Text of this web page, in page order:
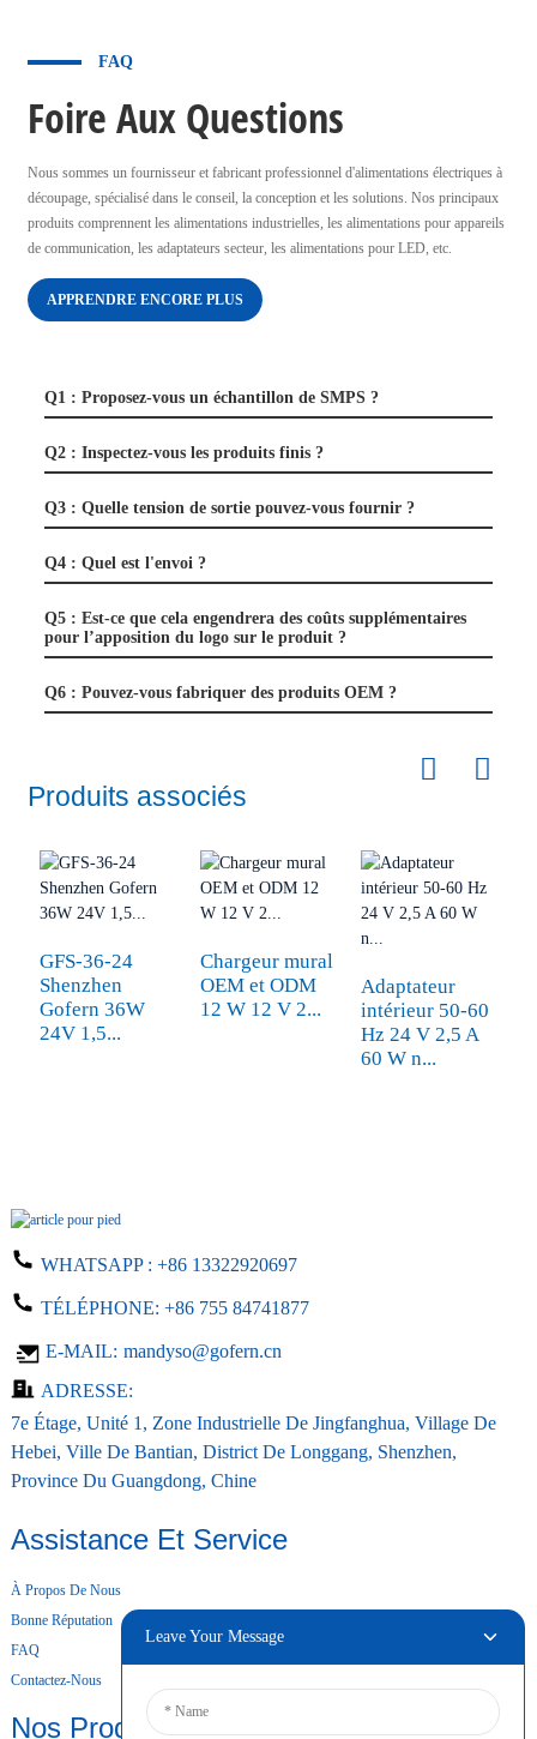
FAQ
Foire Aux Questions
Nous sommes un fournisseur et fabricant professionnel d'alimentations électriques à
découpage, spécialisé dans le conseil, la conception et les solutions. Nos principaux
produits comprennent les alimentations industrielles, les alimentations pour appareils
de communication, les adaptateurs secteur, les alimentations pour LED, etc.
APPRENDRE ENCORE PLUS
Q1 : Proposez-vous un échantillon de SMPS ?
Q2 : Inspectez-vous les produits finis ?
Q3 : Quelle tension de sortie pouvez-vous fournir ?
Q4 : Quel est l'envoi ?
Q5 : Est-ce que cela engendrera des coûts supplémentaires
pour l’apposition du logo sur le produit ?
Q6 : Pouvez-vous fabriquer des produits OEM ?
Produits associés
GFS-36-24
Shenzhen
Gofern 36W
24V 1,5...
Chargeur mural
OEM et ODM
12 W 12 V 2...
Adaptateur
intérieur 50-60
Hz 24 V 2,5 A
60 W n...
WHATSAPP : +86 13322920697
TÉLÉPHONE: +86 755 84741877
E-MAIL: mandyso@gofern.cn
ADRESSE:
7e Étage, Unité 1, Zone Industrielle De Jingfanghua, Village De
Hebei, Ville De Bantian, District De Longgang, Shenzhen,
Province Du Guangdong, Chine
Assistance Et Service
À Propos De Nous
Bonne Réputation
FAQ
Contactez-Nous
Nos Produits
Leave Your Message